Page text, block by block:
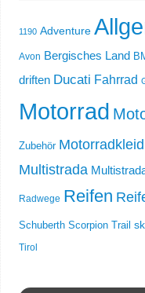
1190 Adventure
Avon Bergisches Land
driften Ducati Fahrrad
Motorrad
Zubehör
Multistrada
Radwege Reifen
Schuberth Scorpion Trail
Tirol